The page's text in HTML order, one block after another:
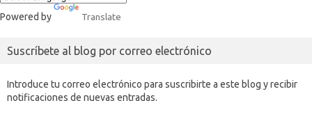
Powered by Translate
Suscríbete al blog por correo electrónico
Introduce tu correo electrónico para suscribirte a este blog y recibir
notificaciones de nuevas entradas.